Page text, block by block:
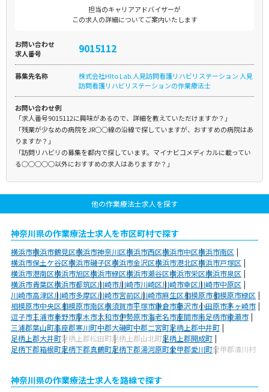
担当のキャリアアドバイザーが
この求人の詳細についてご案内いたします
お問い合わせ
求人番号
9015112
募集先名称
株式会社HIto Lab.人見訪問看護リハビリステーション 人見
訪問看護リハビリステーションの作業療法士
お問い合わせ例
「求人番号9015112に興味があるので、詳細を教えていただけますか？」
「残業が少なめの病院をJR○○線の沿線で探していますが、おすすめの病院はあ
りますか？」
「訪問リハビリの募集を都内で探しています。マイナビコメディカルに載ってい
る○○○○○以外におすすめの求人はありますか？」
他の作業療法士求人を探す
神奈川県の作業療法士求人を市区町村で探す
横浜市横浜市鶴見区横浜市神奈川区横浜市西区横浜市中区横浜市南区
横浜市保土ケ谷区横浜市磯子区横浜市金沢区横浜市港北区横浜市戸塚区
横浜市港南区横浜市旭区横浜市緑区横浜市瀬谷区横浜市栄区横浜市泉区
横浜市青葉区横浜市都筑区川崎市川崎市川崎区川崎市幸区川崎市中原区
川崎市高津区川崎市多摩区川崎市宮前区川崎市麻生区相模原市相模原市緑区
相模原市中央区相模原市南区横須賀市平塚市鎌倉市藤沢市小田原市茅ヶ崎市
逗子市三浦市秦野市厚木市大和市伊勢原市海老名市座間市南足柄市綾瀬市
三浦郡葉山町高座郡寒川町中郡大磯町中郡二宮町足柄上郡中井町
足柄上郡大井町足柄上郡松田町足柄上郡山北町足柄上郡開成町
足柄下郡箱根町足柄下郡真鶴町足柄下郡湯河原町愛甲郡愛川町愛甲郡清川村
神奈川県の作業療法士求人を路線で探す